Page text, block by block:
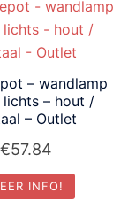
– wandlamp
lichts – hout /
– Outlet
€57.84
INFO!